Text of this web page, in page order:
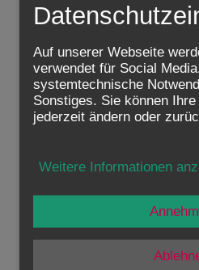
wenn euch die Menschen
Gemeinschaft ausschließen,
und euch in Verruf bringen um
heißt um meinet) willen“. Wer
nur Lob ernten: „Wehe euch,
loben; denn ebenso haben es
Propheten gemacht“.
„der Welt“ gefällt, was Applaus
bringt Erfolg und schaut „toll“
nicht. Es kann morgen schon
Erfolgreichen wegholen,
Auf unserer Webseite
verwendet für Social
systemtechnische
Sonstiges. Sie können
jederzeit ändern oder
Weitere Informationen